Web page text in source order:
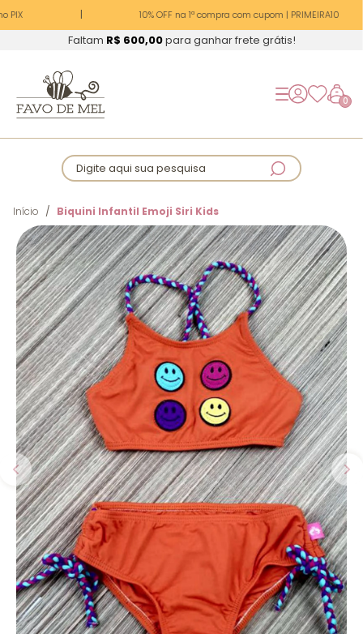
PIX 10% OFF na 1ª compra com cupom | PRIMEIRA10
Faltam R$ 600,00para ganhar frete grátis!
0
Digite aqui sua pesquisa
Início Biquini Infantil Emoji Siri Kids